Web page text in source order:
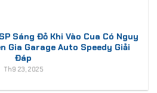
Sáng Đỏ Khi Vào Cua Có Nguy
Gia Garage Auto Speedy Giải
Đáp
Th9 23, 2025